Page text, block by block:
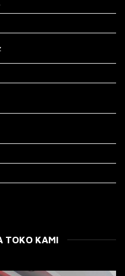
TOKO KAMI